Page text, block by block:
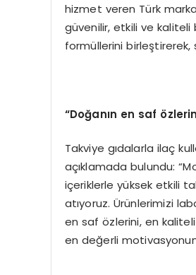
hizmet veren Türk
güvenilir, etkili ve
formüllerini birleştirerek,
“Doğanın en saf
Takviye gıdalarla ilaç
açıklamada bulundu:
içeriklerle yüksek etkili
atıyoruz. Ürünlerimizi
en saf özlerini, en
en değerli